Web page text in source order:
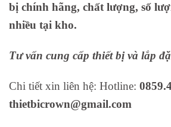
bị chính hãng, chất lượng, số
nhiều tại kho.
Tư vấn cung cấp thiết bị và lắp
Chi tiết xin liên hệ: Hotline:
thietbicrown@gmail.com